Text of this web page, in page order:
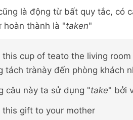
là động từ bất quy tắc, có
hoàn thành là "taken"
this cup of teato the living room
tách trànày đến phòng khách
câu này ta sử dụng "take" bởi
this gift to your mother